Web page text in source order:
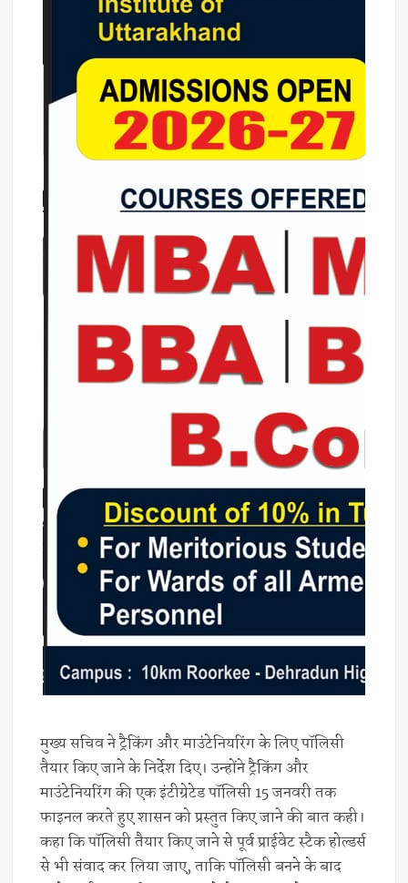
मुख्य सचिव ने ट्रैकिंग और माउंटेनियरिंग के लिए पॉलिसी
तैयार किए जाने के निर्देश दिए। उन्होंने ट्रैकिंग और
माउंटेनियरिंग की एक इंटीग्रेटेड पॉलिसी 15 जनवरी तक
फाइनल करते हुए शासन को प्रस्तुत किए जाने की बात कही।
कहा कि पॉलिसी तैयार किए जाने से पूर्व प्राईवेट स्टैक होल्डर्स
से भी संवाद कर लिया जाए, ताकि पॉलिसी बनने के बाद